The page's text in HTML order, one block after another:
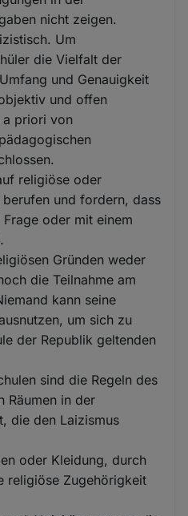
nicht zeigen.
Um
die Vielfalt der
und Genauigkeit
und offen
a priori von
religiöse oder
und fordern, dass
oder mit einem
Gründen weder
die Teilnahme am
kann seine
um sich zu
der Republik geltenden
sind die Regeln des
Räumen in der
die den Laizismus
oder Kleidung, durch
religiöse Zugehörigkeit